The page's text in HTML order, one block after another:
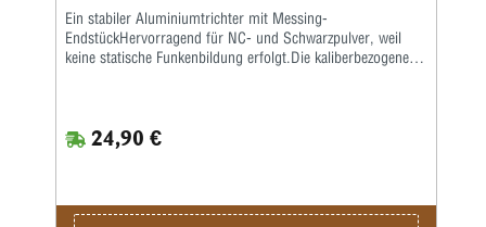
Ein stabiler Aluminiumtrichter mit Messing-
EndstückHervorragend für NC- und Schwarzpulver, weil
keine statische Funkenbildung erfolgt.Die kaliberbezogenen
24,90 €